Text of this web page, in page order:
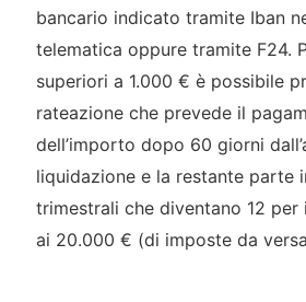
bancario indicato tramite Iban
telematica oppure tramite F24.
superiori a 1.000 € è possibile
rateazione che prevede il
dell’importo dopo 60 giorni
liquidazione e la restante parte
trimestrali che diventano 12
ai 20.000 € (di imposte da